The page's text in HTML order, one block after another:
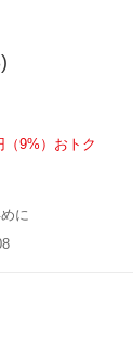
（9%）おトク
に